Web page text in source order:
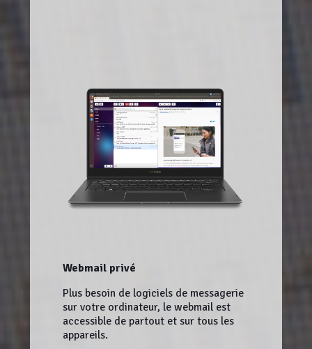
Webmail privé
Plus besoin de logiciels de messagerie
sur votre ordinateur, le webmail est
accessible de partout et sur tous les
appareils.